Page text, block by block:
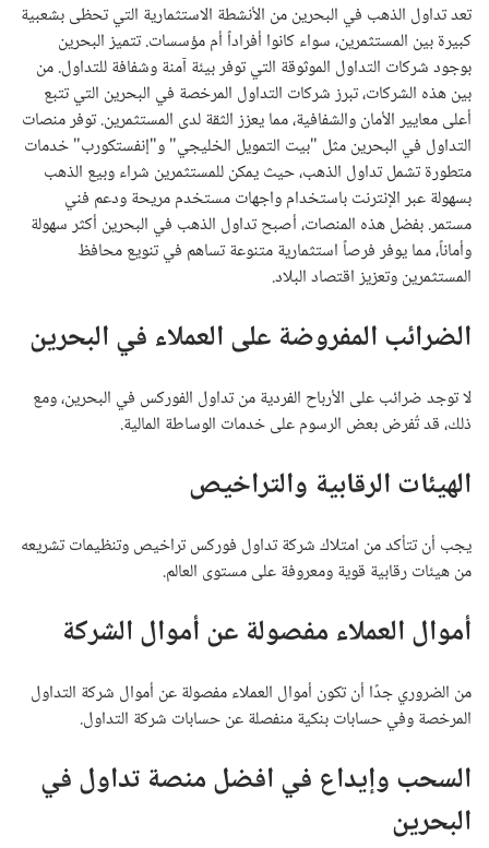
تعد تداول الذهب في البحرين من الأنشطة الاستثمارية التي تحظى بشعبية
كبيرة بين المستثمرين، سواء كانوا أفراداً أم مؤسسات. تتميز البحرين
بوجود شركات التداول الموثوقة التي توفر بيئة آمنة وشفافة للتداول. من
بين هذه الشركات، تبرز شركات التداول المرخصة في البحرين التي تتبع
أعلى معايير الأمان والشفافية، مما يعزز الثقة لدى المستثمرين. توفر منصات
التداول في البحرين مثل "بيت التمويل الخليجي" و"إنفستكورب" خدمات
متطورة تشمل تداول الذهب، حيث يمكن للمستثمرين شراء وبيع الذهب
بسهولة عبر الإنترنت باستخدام واجهات مستخدم مريحة ودعم فني
مستمر. بفضل هذه المنصات، أصبح تداول الذهب في البحرين أكثر سهولة
وأماناً، مما يوفر فرصاً استثمارية متنوعة تساهم في تنويع محافظ
المستثمرين وتعزيز اقتصاد البلاد.
الضرائب المفروضة على العملاء في البحرين
لا توجد ضرائب على الأرباح الفردية من تداول الفوركس في البحرين، ومع
ذلك، قد تُفرض بعض الرسوم على خدمات الوساطة المالية.
الهيئات الرقابية والتراخيص
يجب أن تتأكد من امتلاك شركة تداول فوركس تراخيص وتنظيمات تشريعه
من هيئات رقابية قوية ومعروفة على مستوى العالم.
أموال العملاء مفصولة عن أموال الشركة
من الضروري جدًا أن تكون أموال العملاء مفصولة عن أموال شركة التداول
المرخصة وفي حسابات بنكية منفصلة عن حسابات شركة التداول.
السحب وإيداع في افضل منصة تداول في
البحرين